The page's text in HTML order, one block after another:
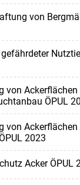
von
von Ackerflächen
ÖPUL
von Ackerflächen
2023
Acker ÖPUL